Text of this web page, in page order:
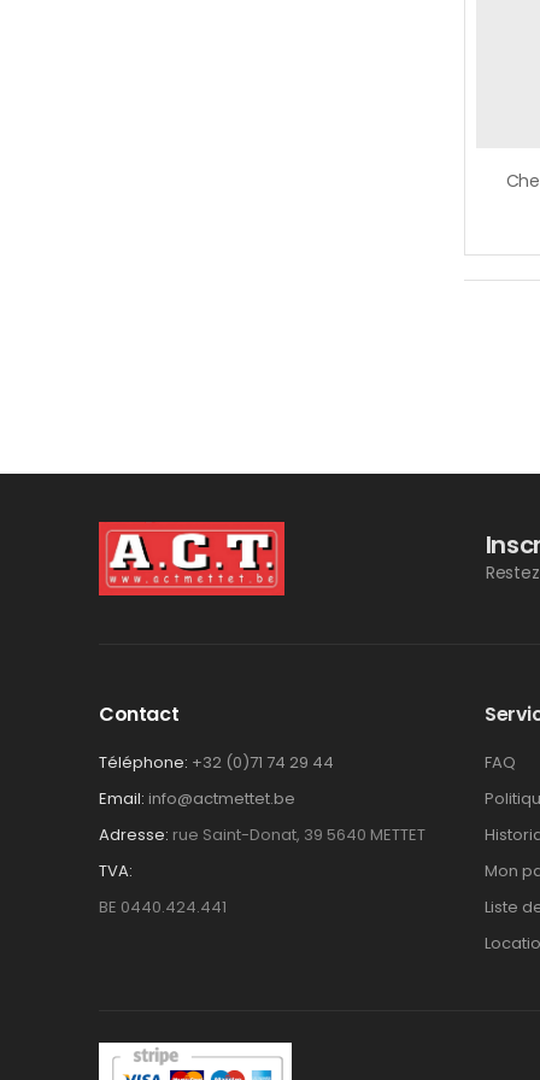
Contact
Téléphone: +32 (0)71 74 29 44
Email: info@actmettet.be
Adresse: rue Saint-Donat, 39 5640 METTET
TVA:
BE 0440.424.441
FAQ
Mon
Liste